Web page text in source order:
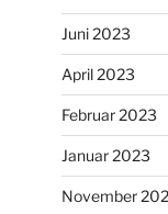
Juni 2023
April 2023
Februar 2023
Januar 2023
November